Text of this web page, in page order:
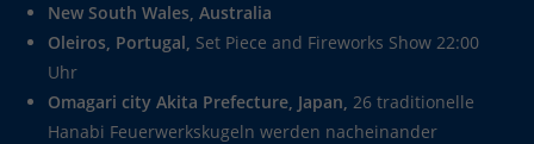
New South Wales, Australia
Oleiros, Portugal, Set Piece and Fireworks Show 22:00
Uhr
Omagari city Akita Prefecture, Japan, 26 traditionelle
Hanabi Feuerwerkskugeln werden nacheinander